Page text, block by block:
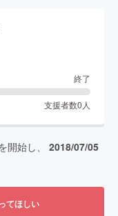
終了
支援者数0 人
開始し、 2018/07/05
てほしい